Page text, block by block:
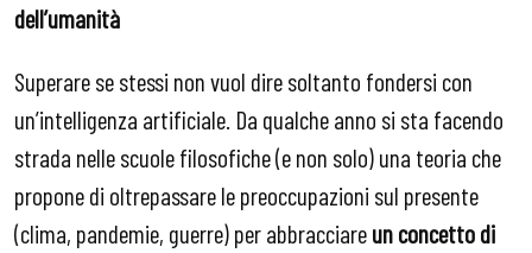
dell’umanità
Superare se stessi non vuol dire soltanto fondersi con
un’intelligenza artificiale. Da qualche anno si sta facendo
strada nelle scuole filosofiche (e non solo) una teoria che
propone di oltrepassare le preoccupazioni sul presente
(clima, pandemie, guerre) per abbracciareun concetto di